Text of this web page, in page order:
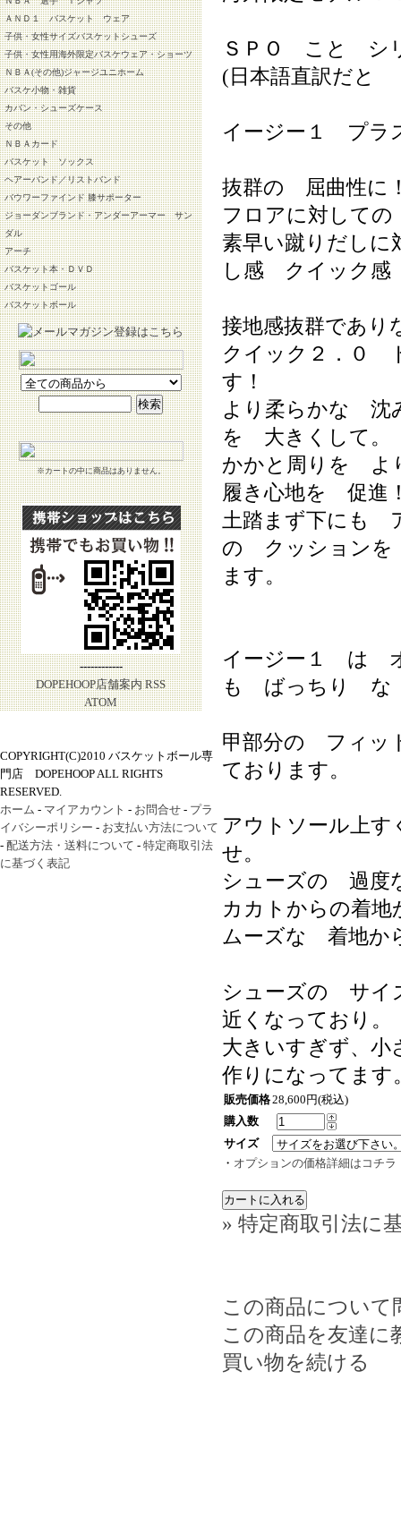
ＡＮＤ１ バスケット ウェア
子供・女性サイズバスケットシューズ
子供・女性用海外限定バスケウェア・ショーツ
ＮＢＡ(その他)ジャージユニホーム
バスケ小物・雑貨
カバン・シューズケース
その他
ＮＢＡカード
バスケット ソックス
ヘアーバンド／リストバンド
バウワーファインド 膝サポーター
ジョーダンブランド・アンダーアーマー サン
ダル
アーチ
バスケット本・ＤＶＤ
バスケットゴール
バスケットボール
※カートの中に商品はありません。
------------
DOPEHOOP店舗案内 RSS
ATOM
ＳＰＯ こと シ
(日本語直訳だと
イージー１ プ
抜群の 屈曲性に
フロアに対して
素早い蹴りだし
し感 クイック
接地感抜群であり
クイック２．０
す！
より柔らかな 沈
を 大きくして。
かかと周りを
履き心地を 促進
土踏まず下にも
の クッション
ます。
イージー１ は
も ばっちり な
甲部分の フィ
ております。
アウトソール上
せ。
シューズの 過度
カカトからの着
ムーズな 着地か
シューズの サ
近くなっており。
大きいすぎず、
作りになってます
販売価格28,600円(税込)
購入数
サイズ
・ オプションの価格詳細はコチラ
» 特定商取引法に
この商品について
この商品を友達に
買い物を続ける
COPYRIGHT(C)2010 バスケットボール専
門店 DOPEHOOP ALL RIGHTS
RESERVED.
ホーム - マイアカウント - お問合せ - プラ
イバシーポリシー - お支払い方法について
- 配送方法・送料について - 特定商取引法
に基づく表記